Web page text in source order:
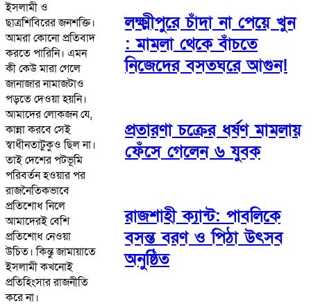
ইসলামী ও
ছাত্রশিবিরের জনশক্তি।
আমরা কোনো প্রতিবাদ
করতে পারিনি। এমন
কী কেউ মারা গেলে
জানাজার নামাজটাও
পড়তে দেওয়া হয়নি।
আমাদের লোকজন যে,
কান্না করবে সেই
স্বাধীনতাটুকুও ছিল না।
তাই দেশের পটভূমি
পরিবর্তন হওয়ার পর
রাজনৈতিকভাবে
প্রতিশোধ নিলে
আমাদেরই বেশি
প্রতিশোধ নেওয়া
উচিত। কিন্তু জামায়াতে
ইসলামী কখনোই
প্রতিহিংসার রাজনীতি
করে না।
লক্ষ্মীপুরে চাঁদা না পেয়ে খুন
: মামলা থেকে বাঁচতে
নিজেদের বসতঘরে আগুন!
প্রতারণা চক্রের ধর্ষণ মামলায়
ফেঁসে গেলেন ৬ যুবক
রাজশাহী ক্যান্ট: পাবলিকে
বসন্ত বরণ ও পিঠা উৎসব
অনুষ্ঠিত